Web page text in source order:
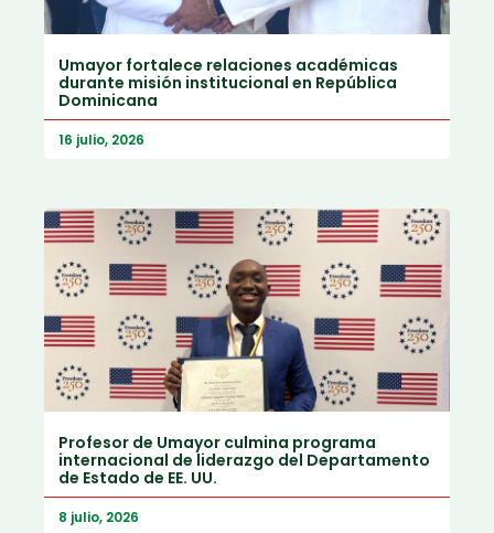
Umayor fortalece relaciones académicas
durante misión institucional en República
Dominicana
16 julio, 2026
Profesor de Umayor culmina programa
internacional de liderazgo del Departamento
de Estado de EE. UU.
8 julio, 2026